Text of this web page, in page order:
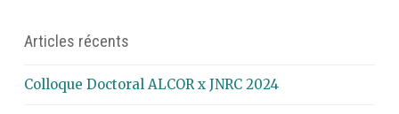
Articles récents
Colloque Doctoral ALCOR x JNRC 2024